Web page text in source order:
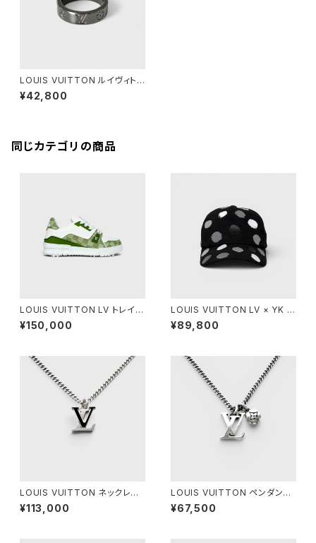
LOUIS VUITTON ルイヴィトン
リング・LV モザイク シン ルテニ
ウム
¥42,800
同じカテゴリの商品
LOUIS VUITTON LV トレイナ
ー スニーカー グリーン 5
¥150,000
LOUIS VUITTON LV × YK ペ
インティッド ドット キャップ ブラ
ック L
¥89,800
LOUIS VUITTON ネックレス
LV スパイク シルバー
¥113,000
LOUIS VUITTON ペンダント
LV セーラー シルバー
¥67,500